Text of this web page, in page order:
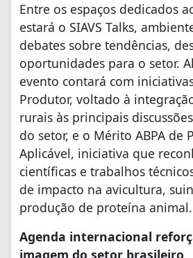
Entre os espaços dedicados
estará o SIAVS Talks,
debates sobre tendências,
oportunidades para o setor.
evento contará com
Produtor, voltado à
rurais às principais
do setor, e o Mérito ABPA de
Aplicável, iniciativa que
científicas e trabalhos
de impacto na avicultura,
produção de proteína animal.
Agenda internacional
imagem do setor brasileiro